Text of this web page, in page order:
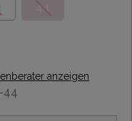
44
anzeigen
44